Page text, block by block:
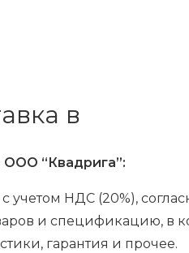
в
“Квадрига”:
с учетом НДС (20%),
и спецификацию, в
гарантия и прочее.